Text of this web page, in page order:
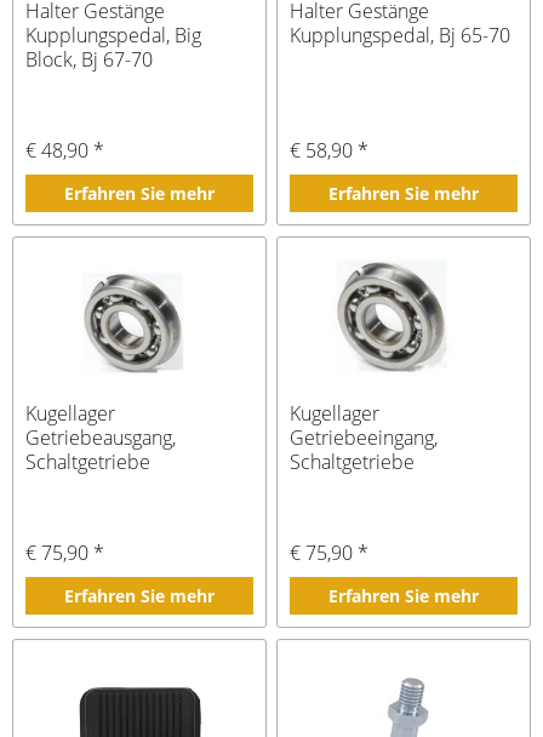
Halter Gestänge
Kupplungspedal, Big
Block, Bj 67-70
€ 48,90 *
Erfahren Sie mehr
Halter Gestänge
Kupplungspedal, Bj 65-70
€ 58,90 *
Erfahren Sie mehr
Kugellager
Getriebeausgang,
Schaltgetriebe
€ 75,90 *
Erfahren Sie mehr
Kugellager
Getriebeeingang,
Schaltgetriebe
€ 75,90 *
Erfahren Sie mehr